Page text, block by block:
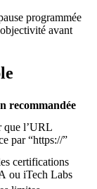
programmée
avant
recommandée
que l’URL
par “https://”
certifications
ou iTech Labs